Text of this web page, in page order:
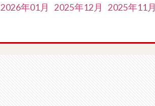
2026年01月 2025年12月 2025年11月